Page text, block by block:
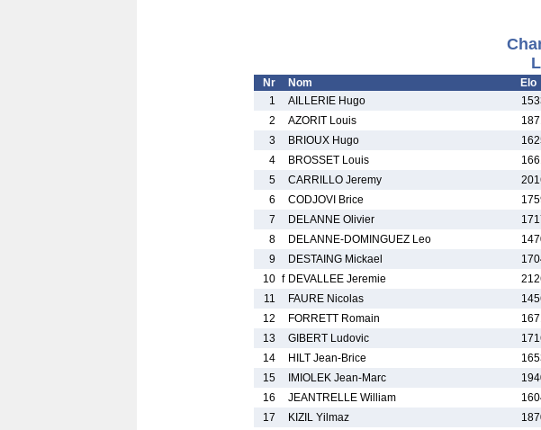
Nr Nom Elo
1
AILLERIE Hugo
2
AZORIT Louis
3
BRIOUX Hugo
4
BROSSET Louis
5
CARRILLO Jeremy
6
CODJOVI Brice
7
DELANNE Olivier
8
DELANNE-DOMINGUEZ Leo
9
DESTAING Mickael
10 f DEVALLEE Jeremie
11
FAURE Nicolas
12
FORRETT Romain
13
GIBERT Ludovic
14
HILT Jean-Brice
15
IMIOLEK Jean-Marc
16
JEANTRELLE William
17
KIZIL Yilmaz